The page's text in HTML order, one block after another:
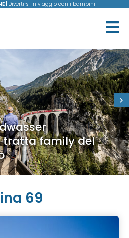
| Divertirsi in viaggio con i bambini
tratta family del
69